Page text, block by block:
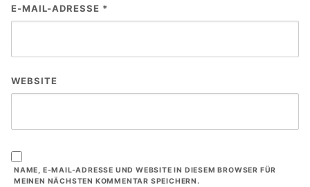
E-MAIL-ADRESSE *
WEBSITE
NAME, E-MAIL-ADRESSE UND WEBSITE IN DIESEM BROWSER FÜR
MEINEN NÄCHSTEN KOMMENTAR SPEICHERN.